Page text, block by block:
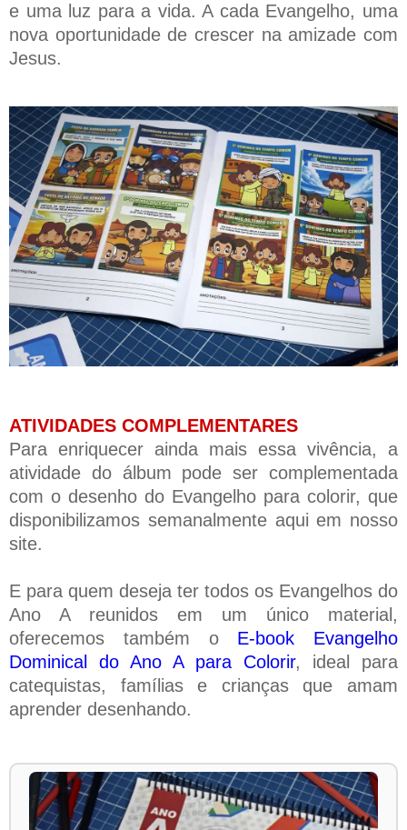
e uma luz para a vida. A cada Evangelho, uma
nova oportunidade de crescer na amizade com
Jesus.
ATIVIDADES COMPLEMENTARES
Para enriquecer ainda mais essa vivência, a
atividade do álbum pode ser complementada
com o desenho do Evangelho para colorir, que
disponibilizamos semanalmente aqui em nosso
site.
E para quem deseja ter todos os Evangelhos do
Ano A reunidos em um único material,
oferecemos também o E-book Evangelho
Dominical do Ano A para Colorir, ideal para
catequistas, famílias e crianças que amam
aprender desenhando.